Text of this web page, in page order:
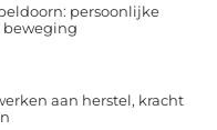
persoonlijke
beweging
aan herstel, kracht